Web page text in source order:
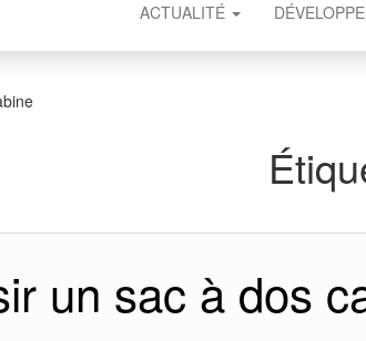
ACTUALITÉ
un sac à dos